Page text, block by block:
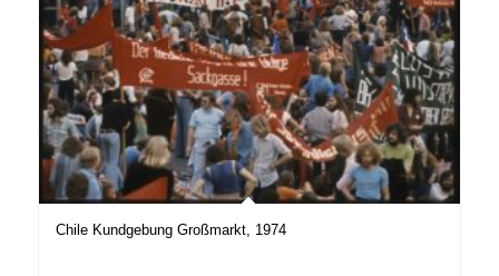
Chile Kundgebung Großmarkt, 1974